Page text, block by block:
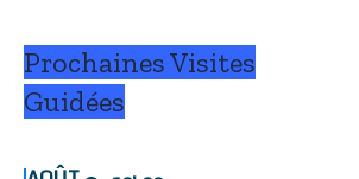
Prochaines Visites
Guidées